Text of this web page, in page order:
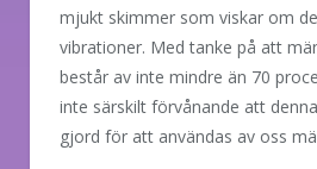
mjukt skimmer som viskar om
vibrationer. Med tanke på att
består av inte mindre än 70
inte särskilt förvånande att
gjord för att användas av oss